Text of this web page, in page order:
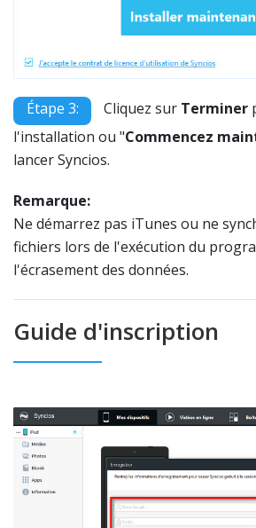
Étape 3: Cliquez sur Terminer
l'installation ou "Commencez
lancer Syncios.
Remarque:
Ne démarrez pas iTunes ou ne
fichiers lors de l'exécution du
l'écrasement des données.
Guide d'inscription